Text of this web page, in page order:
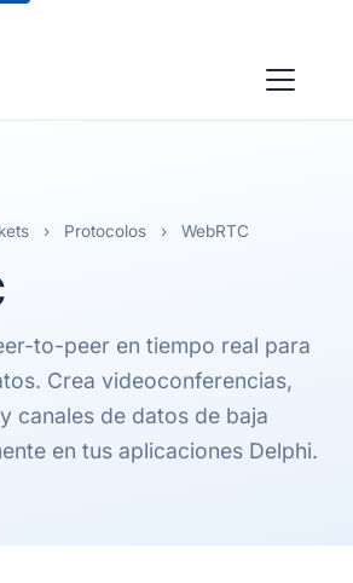
› Protocolos › WebRTC
to-peer en tiempo real para
Crea videoconferencias,
canales de datos de baja
en tus aplicaciones Delphi.